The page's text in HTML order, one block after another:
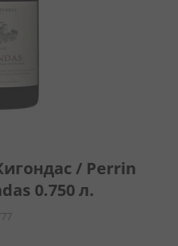
/ Perrin
0.750 л.